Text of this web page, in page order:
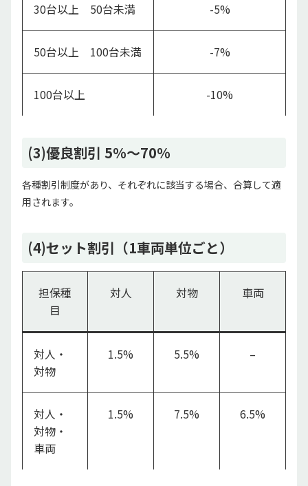
30台以上 50台未満 -5%
50台以上 100台未満 -7%
100台以上 -10%
(3)優良割引 5％～70％
各種割引制度があり、それぞれに該当する場合、合算して適
用されます。
(4)セット割引（1車両単位ごと）
担保種
目
対人 対物 車両
対人・
対物
1.5% 5.5% –
対人・
対物・
車両
1.5% 7.5% 6.5%